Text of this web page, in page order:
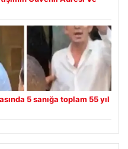
5 sanığa toplam 55 yıl